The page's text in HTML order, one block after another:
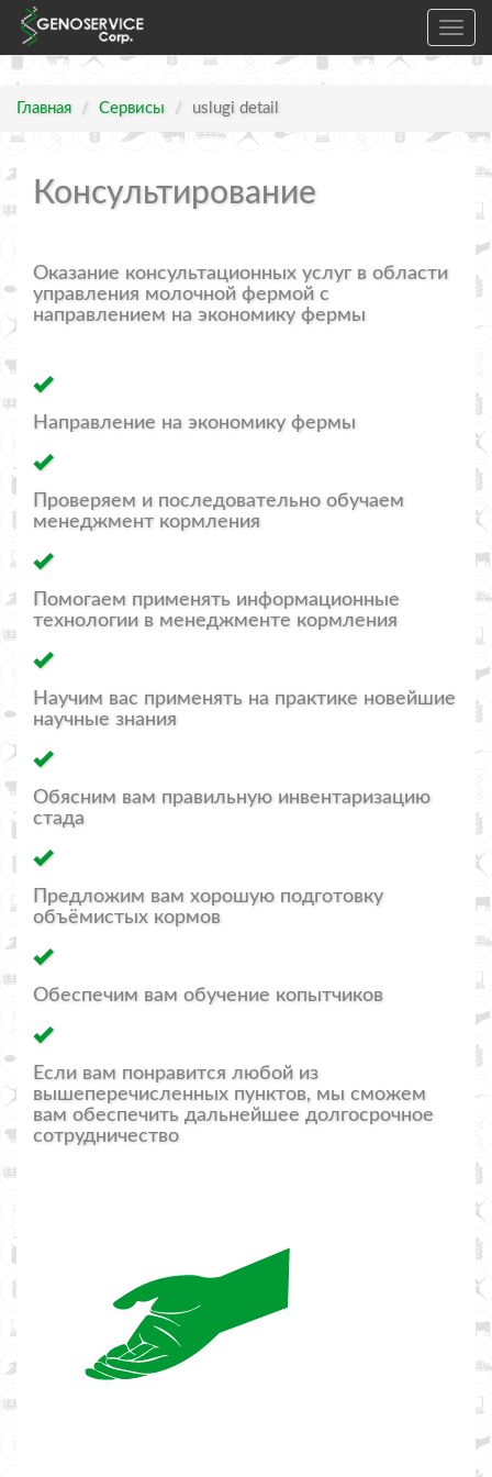
Главная Сервисы uslugi detail
Консультирование
Оказание консультационных услуг в области
управления молочной фермой с
направлением на экономику фермы
Направление на экономику фермы
Проверяем и последовательно обучаем
менеджмент кормления
Помогаем применять информационные
технологии в менеджменте кормления
Научим вас применять на практике новейшие
научные знания
Обясним вам правильную инвентаризацию
стада
Предложим вам хорошую подготовку
объёмистых кормов
Обеспечим вам обучение копытчиков
Если вам понравится любой из
вышеперечисленных пунктов, мы сможем
вам обеспечить дальнейшее долгосрочное
сотрудничество